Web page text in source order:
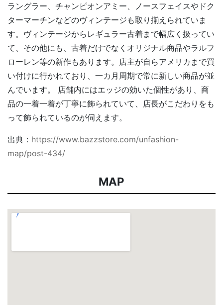
ラングラー、チャンピオンアミー、ノースフェイスやドク
ターマーチンなどのヴィンテージも取り揃えられていま
す。ヴィンテージからレギュラー古着まで幅広く扱ってい
て、その他にも、古着だけでなくオリジナル商品やラルフ
ローレン等の新作もあります。店主が自らアメリカまで買
い付けに行かれており、一カ月周期で常に新しい商品が並
んでいます。 店舗内にはエッジの効いた個性があり、商
品の一着一着が丁寧に飾られていて、店長がこだわりをも
って飾られているのが伺えます。
出典： https://www.bazzstore.com/unfashion-
map/post-434/
MAP